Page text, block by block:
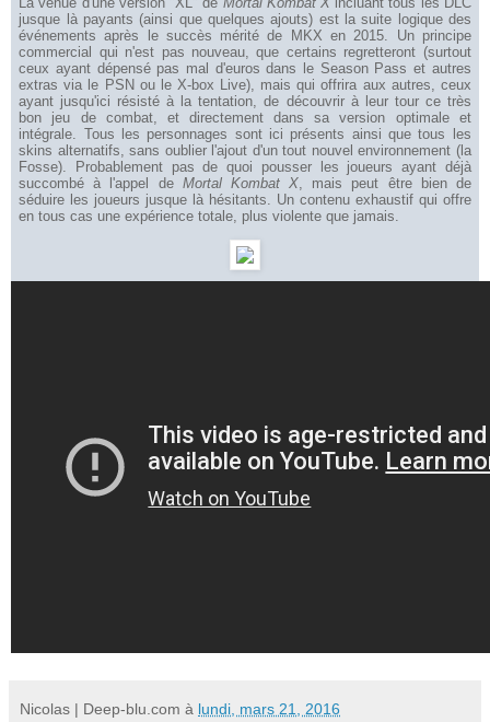
jusque là payants (ainsi que quelques ajouts) estla suite logique des
événements après le succès mérité de MKX en 2015. Un principe
commercial qui n'est pas nouveau, que certains regretteront (surtout
ceux ayant dépensé pas mal d'euros dans le Season Pass et autres
extras via le PSN ou le X-box Live), mais qui offrira aux autres, ceux
ayant jusqu'ici résisté à la tentation, de découvrir à leur tour ce très
bon jeu de combat, et directement dans sa version optimale et
intégrale. Tous les personnages sont ici présents ainsi que tous les
skins alternatifs, sans oublier l'ajout d'un tout nouvel environnement (la
Fosse). Probablement pas de quoi pousser les joueurs ayant déjà
succombé à l'appel de Mortal Kombat X , mais peut être bien de
séduire les joueurs jusque là hésitants. Un contenu exhaustif qui offre
en tous cas une expérience totale, plus violente que jamais
Nicolas | Deep-blu.com à lundi, mars 21, 2016